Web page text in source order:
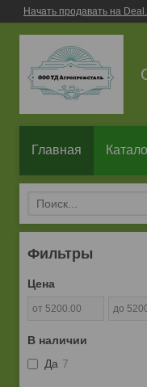
Начать продавать на
Главная
Фильтры
Цена
В наличии
Да 7